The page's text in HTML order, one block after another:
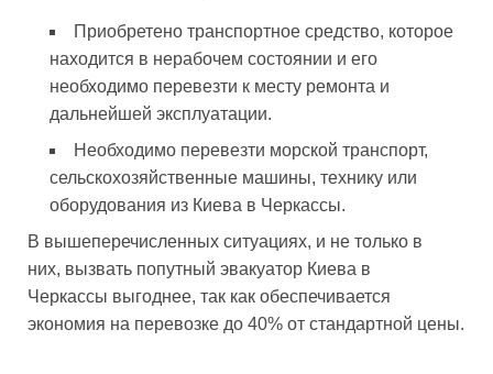
Приобретено транспортное средство, которое
находится в нерабочем состоянии и его
необходимо перевезти к месту ремонта и
дальнейшей эксплуатации.
Необходимо перевезти морской транспорт,
сельскохозяйственные машины, технику или
оборудования из Киева в Черкассы.
В вышеперечисленных ситуациях, и не только в
них, вызвать попутный эвакуатор Киева в
Черкассы выгоднее, так как обеспечивается
экономия на перевозке до 40% от стандартной цены.